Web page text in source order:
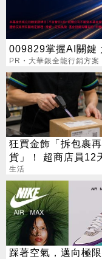
009829掌握AI關鍵
PR・大華銀全能行銷方案
狂買金飾「拆包裹
貨」！ 超商店員12
39萬 下場出爐
生活
踩著空氣，邁向極